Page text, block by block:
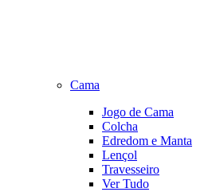
Cama
Jogo de Cama
Colcha
Edredom e Manta
Lençol
Travesseiro
Ver Tudo